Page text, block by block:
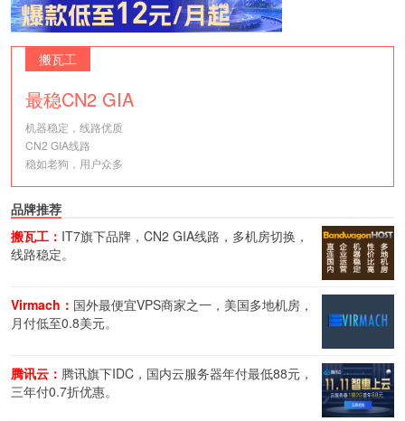
搬瓦工
最稳CN2 GIA
机器稳定，线路优质
CN2 GIA线路
稳如老狗，用户众多
品牌推荐
搬瓦工： IT7旗下品牌，CN2 GIA线路，多机房切换，
线路稳定。
Virmach： 国外最便宜VPS商家之一，美国多地机房，
月付低至0.8美元。
腾讯云： 腾讯旗下IDC，国内云服务器年付最低88元，
三年付0.7折优惠。